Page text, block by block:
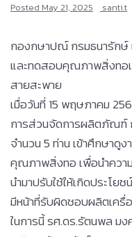
Posted May 21, 2025 santi.t
กองกษาปณ์ กรมธนารักษ์
และทดสอบคุณภาพสิ่งทอ
สายสะพาย
เมื่อวันที่ 15 พฤษภาคม
การส่วนจัดการผลิตภัณฑ์
จำนวน 5 ท่าน เข้าศึกษาดู
คุณภาพสิ่งทอ เพื่อนำคว
นำมาปรับใช้ให้เกิดประโ
มีหน้าที่รับผิดชอบผลิตเค
ในการนี้ รศ.ดร.รัตนพล